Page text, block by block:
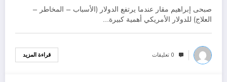
صبحى إبراهيم مقار عندما يرتفع الدولار (الأسباب – المخاطر –
العلاج) للدولار الأمريكي أهمية كبيرة…
0 تعليقات قراءة المزيد